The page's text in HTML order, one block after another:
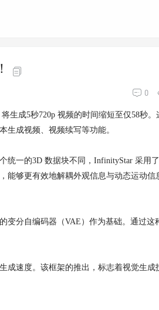
0
成5秒720p 视频的时间缩短至仅58秒。
生成视频、视频续写等功能。
一的3D 数据块不同，InfinityStar 采用
能够更有效地解耦外观信息与动态运动信
分自编码器（VAE）作为基础。通过这
速度。该框架的推出，标志着视觉生成